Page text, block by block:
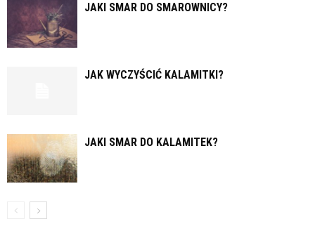
JAKI SMAR DO SMAROWNICY?
JAK WYCZYŚCIĆ KALAMITKI?
JAKI SMAR DO KALAMITEK?